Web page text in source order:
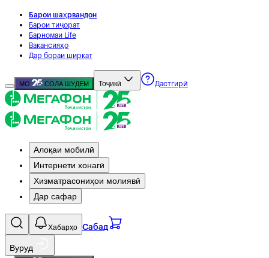
Барои шаҳрвандон
Барои тиҷорат
Барномаи Life
Вакансияҳо
Дар бораи ширкат
МО СОЛА ШУДЕМ Тоҷикӣ Дастгирӣ
Алоқаи мобилӣ
Интернети хонагӣ
Хизматрасониҳои молиявӣ
Дар сафар
Хабарҳо Сабад
Вуруд